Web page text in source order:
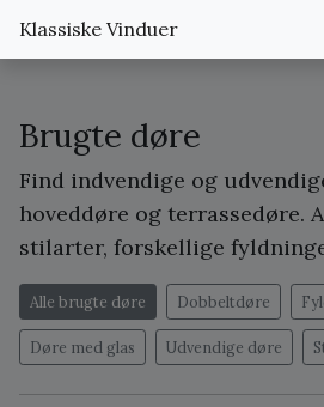
Klassiske Vinduer
Brugte døre
Find indvendige og
hoveddøre og terrassedøre.
stilarter, forskellige
Alle brugte døre Dobbeltdøre
Døre med glas Udvendige døre